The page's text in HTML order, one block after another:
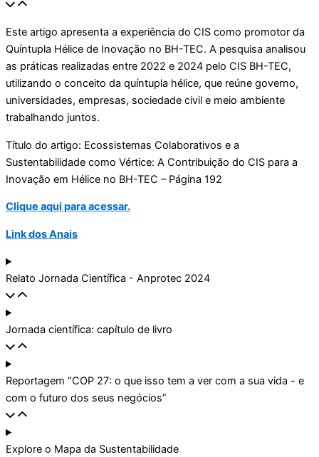
Este artigo apresenta a experiência do CIS como promotor da
Quíntupla Hélice de Inovação no BH-TEC. A pesquisa analisou
as práticas realizadas entre 2022 e 2024 pelo CIS BH-TEC,
utilizando o conceito da quíntupla hélice, que reúne governo,
universidades, empresas, sociedade civil e meio ambiente
trabalhando juntos.
Título do artigo: Ecossistemas Colaborativos e a
Sustentabilidade como Vértice: A Contribuição do CIS para a
Inovação em Hélice no BH-TEC – Página 192
Clique aqui para acessar.
Link dos Anais
Relato Jornada Científica - Anprotec 2024
Jornada científica: capítulo de livro
Reportagem “COP 27: o que isso tem a ver com a sua vida - e
com o futuro dos seus negócios”
Explore o Mapa da Sustentabilidade